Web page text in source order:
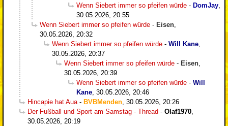
Wenn Siebert immer so pfeifen würde - DomJay
30.05.2026, 20:55
Wenn Siebert immer so pfeifen würde - Eisen
30.05.2026, 20:32
Wenn Siebert immer so pfeifen würde - Will Kane
30.05.2026, 20:37
Wenn Siebert immer so pfeifen würde - Eisen
30.05.2026, 20:39
Wenn Siebert immer so pfeifen würde - Will
Kane 30.05.2026, 20:46
Hincapie hat Aua - BVBMenden 30.05.2026, 20:26
Der Fußball und Sport am Samstag - Thread - Olaf1970
30.05.2026, 20:19